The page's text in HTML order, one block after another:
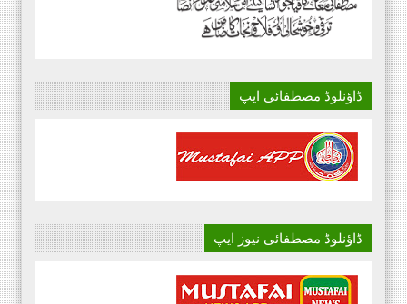
ڈاؤنلوڈ مصطفائی ایپ
ڈاؤنلوڈ مصطفائی نیوز ایپ